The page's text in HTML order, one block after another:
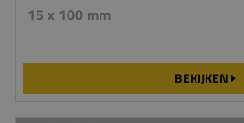
15 x 100 mm
BEKIJKEN